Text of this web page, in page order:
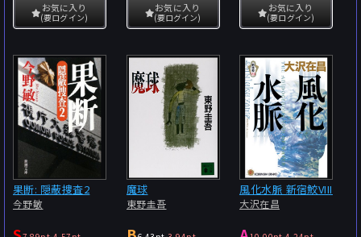
お気に入り
(要ログイン)
お気に入り
(要ログイン)
お気に入り
(要ログイン)
果断: 隠蔽捜査2
今野敏
魔球
東野圭吾
風化水脈 新宿鮫VIII
大沢在昌